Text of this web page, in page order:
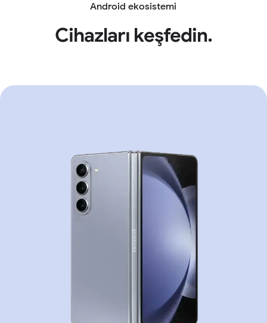
Android ekosistemi
Cihazları keşfedin.